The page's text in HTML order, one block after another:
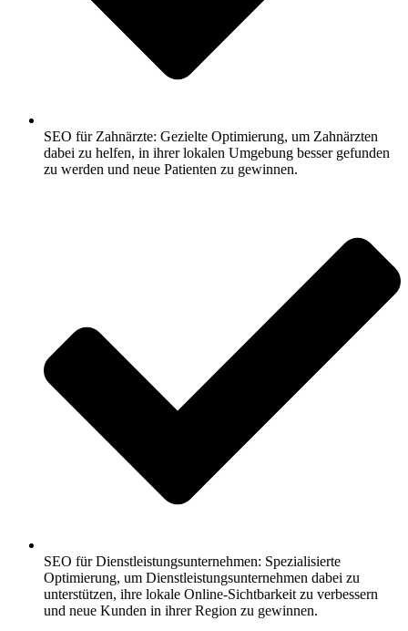
SEO für Zahnärzte: Gezielte Optimierung, um Zahnärzten
dabei zu helfen, in ihrer lokalen Umgebung besser gefunden
zu werden und neue Patienten zu gewinnen.
SEO für Dienstleistungsunternehmen: Spezialisierte
Optimierung, um Dienstleistungsunternehmen dabei zu
unterstützen, ihre lokale Online-Sichtbarkeit zu verbessern
und neue Kunden in ihrer Region zu gewinnen.